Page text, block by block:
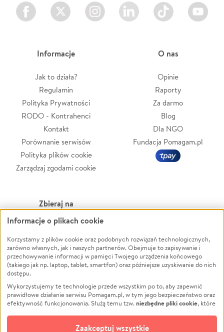
Facebook Twitter Instagram LinkedIn TikTok Youtube
Informacje
Jak to działa?
Regulamin
Polityka Prywatności
RODO - Kontrahenci
Kontakt
Porównanie serwisów
Polityka plików cookie
Zarządzaj zgodami cookie
O nas
Opinie
Raporty
Za darmo
Blog
Dla NGO
Fundacja Pomagam.pl
Zbieraj na
Leczenie
Zwierzęta
Pożar
Ukraina
Pomoc Finansowa
Projekty
Pogrzeb
Powódź
Wichura
NGO
Edukacja
Podróż
Impreza
Informacje o plikach cookie
Korzystamy z plików cookie oraz podobnych rozwiązań technologicznych,
zarówno własnych, jak i naszych partnerów. Obejmuje to zapisywanie i
przechowywanie informacji w pamięci Twojego urządzenia końcowego
(takiego jak np. laptop, tablet, smartfon) oraz późniejsze uzyskiwanie do nich
dostępu.
Wykorzystujemy te technologie przede wszystkim po to, aby zapewnić
prawidłowe działanie serwisu Pomagam.pl, w tym jego bezpieczeństwo oraz
efektywność funkcjonowania. Służą temu tzw.niezbędne pliki cookie, które
opcjonalnych plików cookie
Zaakceptuj wszystkie